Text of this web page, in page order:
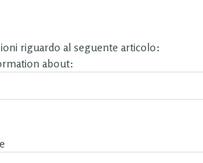
riguardo al seguente articolo:
about: